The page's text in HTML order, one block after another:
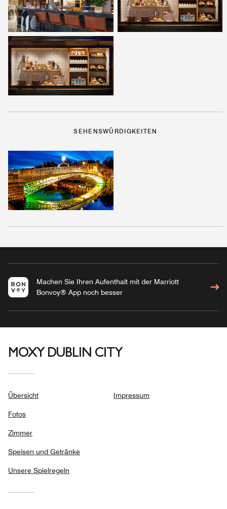
SEHENSWÜRDIGKEITEN
Machen Sie Ihren Aufenthalt mit der Marriott
Bonvoy® App noch besser
MOXY DUBLIN CITY
Übersicht
Fotos
Zimmer
Speisen und Getränke
Unsere Spielregeln
Impressum